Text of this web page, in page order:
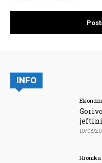
INFO
10/08/
Hronika